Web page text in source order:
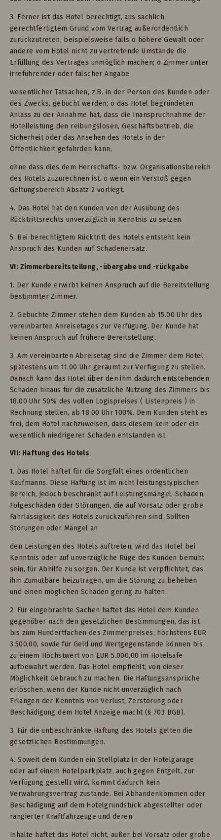
3. Ferner ist das Hotel berechtigt, aus sachlich
gerechtfertigtem Grund vom Vertrag außerordentlich
zurückzutreten, beispielsweise falls o höhere Gewalt oder
andere vom Hotel nicht zu vertretende Umstände die
Erfüllung des Vertrages unmöglich machen; o Zimmer unter
irreführender oder falscher Angabe
wesentlicher Tatsachen, z.B. in der Person des Kunden oder
des Zwecks, gebucht werden; o das Hotel begründeten
Anlass zu der Annahme hat, dass die Inanspruchnahme der
Hotelleistung den reibungslosen, Geschäftsbetrieb, die
Sicherheit oder das Ansehen des Hotels in der
Öffentlichkeit gefährden kann,
ohne dass dies dem Herrschafts- bzw. Organisationsbereich
des Hotels zuzurechnen ist. o wenn ein Verstoß gegen
Geltungsbereich Absatz 2 vorliegt.
4. Das Hotel hat den Kunden von der Ausübung des
Rücktrittsrechts unverzüglich in Kenntnis zu setzen.
5. Bei berechtigtem Rücktritt des Hotels entsteht kein
Anspruch des Kunden auf Schadenersatz.
VI: Zimmerbereitstellung, -übergabe und -rückgabe
1. Der Kunde erwirbt keinen Anspruch auf die Bereitstellung
bestimmter Zimmer.
2. Gebuchte Zimmer stehen dem Kunden ab 15.00 Uhr des
vereinbarten Anreisetages zur Verfügung. Der Kunde hat
keinen Anspruch auf frühere Bereitstellung.
3. Am vereinbarten Abreisetag sind die Zimmer dem Hotel
spätestens um 11.00 Uhr geräumt zur Verfügung zu stellen.
Danach kann das Hotel über den ihm dadurch entstehenden
Schaden hinaus für die zusätzliche Nutzung des Zimmers bis
18.00 Uhr 50% des vollen Logispreises ( Listenpreis ) in
Rechnung stellen, ab 18.00 Uhr 100%. Dem Kunden steht es
frei, dem Hotel nachzuweisen, dass diesem kein oder ein
wesentlich niedrigerer Schaden entstanden ist.
VII: Haftung des Hotels
1. Das Hotel haftet für die Sorgfalt eines ordentlichen
Kaufmanns. Diese Haftung ist im nicht leistungstypischen
Bereich, jedoch beschränkt auf Leistungsmängel, Schäden,
Folgeschäden oder Störungen, die auf Vorsatz oder grobe
Fahrlässigkeit des Hotels zurückzuführen sind. Sollten
Störungen oder Mängel an
den Leistungen des Hotels auftreten, wird das Hotel bei
Kenntnis oder auf unverzügliche Rüge des Kunden bemüht
sein, für Abhilfe zu sorgen. Der Kunde ist verpflichtet, das
ihm Zumutbare beizutragen, um die Störung zu beheben
und einen möglichen Schaden gering zu halten.
2. Für eingebrachte Sachen haftet das Hotel dem Kunden
gegenüber nach den gesetzlichen Bestimmungen, das ist
bis zum Hundertfachen des Zimmerpreises, höchstens EUR
3.500,00, sowie für Geld und Wertgegenstände können bis
zu einem Höchstwert von EUR 5.000,00 im Hotelsafe
aufbewahrt werden. Das Hotel empfiehlt, von dieser
Möglichkeit Gebrauch zu machen. Die Haftungsansprüche
erlöschen, wenn der Kunde nicht unverzüglich nach
Erlangen der Kenntnis von Verlust, Zerstörung oder
Beschädigung dem Hotel Anzeige macht (§ 703 BGB).
3. Für die unbeschränkte Haftung des Hotels gelten die
gesetzlichen Bestimmungen.
4. Soweit dem Kunden ein Stellplatz in der Hotelgarage
oder auf einem Hotelparkplatz, auch gegen Entgelt, zur
Verfügung gestellt wird, kommt dadurch kein
Verwahrungsvertrag zustande. Bei Abhandenkommen oder
Beschädigung auf dem Hotelgrundstück abgestellter oder
rangierter Kraftfahrzeuge und deren
Inhalte haftet das Hotel nicht, außer bei Vorsatz oder grobe